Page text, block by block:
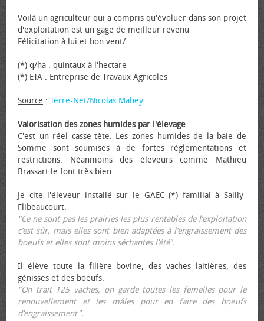
Voilà un agriculteur qui a compris qu'évoluer dans son projet
d'exploitation est un gage de meilleur revenu
Félicitation à lui et bon vent/
(*) q/ha : quintaux à l'hectare
(*) ETA : Entreprise de Travaux Agricoles
Source : Terre-Net/Nicolas Mahey
Valorisation des zones humides par l'élevage
C'est un réel casse-tête. Les zones humides de la baie de
Somme sont soumises à de fortes réglementations et
restrictions. Néanmoins des éleveurs comme Mathieu
Brassart le font très bien.
Je cite l'éleveur installé sur le GAEC (*) familial à Sailly-
Flibeaucourt:
"Ce ne sont pas les prairies les plus rentables de l’exploitation
c’est sûr, mais elles sont bien adaptées à l’engraissement des
bœufs et elles sont moins séchantes l’été".
Il élève toute la filière bovine, des vaches laitières, des
génisses et des bœufs.
"On trait 125 vaches, on garde toutes les femelles pour le
renouvellement et les mâles pour en faire des bœufs
d’engraissement".